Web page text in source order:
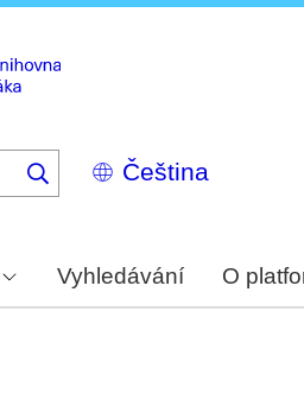
Select
your
Vyhledávání O